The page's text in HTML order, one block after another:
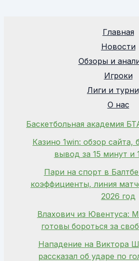
Главная
Новости
Обзоры и
Игроки
Лиги и
О нас
Баскетбольная академия
Казино 1win: обзор сайта,
вывод за 15 минут и
Пари на спорт в
коэффициенты, линия
2026 год
Влахович из Ювентуса:
готовы бороться за
Нападение на Виктора
рассказал об ударе по